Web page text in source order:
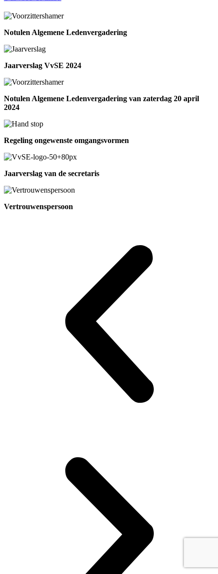
Notulen Algemene Ledenvergadering
Jaarverslag VvSE 2024
Notulen Algemene Ledenvergadering van zaterdag 20 april
2024
Regeling ongewenste omgangsvormen
Jaarverslag van de secretaris
Vertrouwenspersoon